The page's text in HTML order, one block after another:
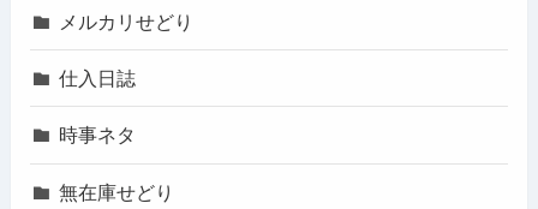
メルカリせどり
仕入日誌
時事ネタ
無在庫せどり